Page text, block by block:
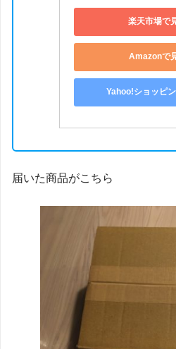
楽天市場で
Amazonで
Yahoo!ショッピ
届いた商品がこちら